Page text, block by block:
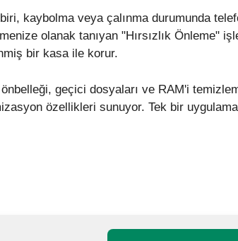
kaybolma veya çalınma durumunda
olanak tanıyan "Hırsızlık Önleme"
bir kasa ile korur.
geçici dosyaları ve RAM'i
özellikleri sunuyor. Tek bir